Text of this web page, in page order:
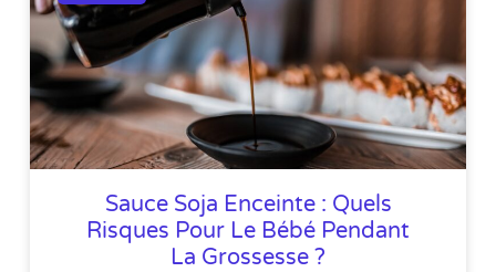
Sauce Soja Enceinte : Quels
Risques Pour Le Bébé Pendant
La Grossesse ?